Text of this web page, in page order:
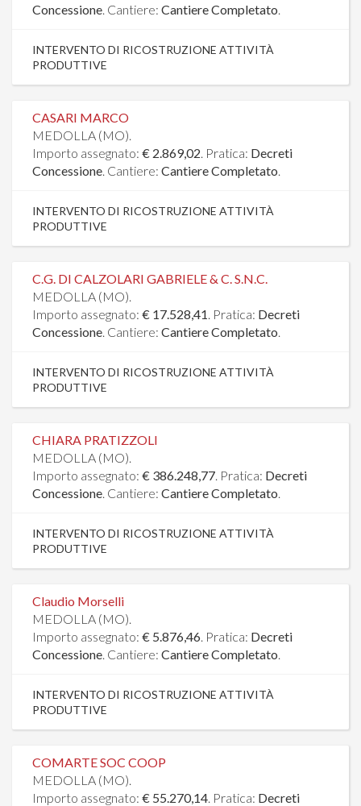
Concessione. Cantiere: Cantiere Completato.
INTERVENTO DI RICOSTRUZIONE ATTIVITÀ
PRODUTTIVE
CASARI MARCO
MEDOLLA (MO).
Importo assegnato: € 2.869,02. Pratica: Decreti
Concessione. Cantiere: Cantiere Completato.
INTERVENTO DI RICOSTRUZIONE ATTIVITÀ
PRODUTTIVE
C.G. DI CALZOLARI GABRIELE & C. S.N.C.
MEDOLLA (MO).
Importo assegnato: € 17.528,41. Pratica: Decreti
Concessione. Cantiere: Cantiere Completato.
INTERVENTO DI RICOSTRUZIONE ATTIVITÀ
PRODUTTIVE
CHIARA PRATIZZOLI
MEDOLLA (MO).
Importo assegnato: € 386.248,77. Pratica: Decreti
Concessione. Cantiere: Cantiere Completato.
INTERVENTO DI RICOSTRUZIONE ATTIVITÀ
PRODUTTIVE
Claudio Morselli
MEDOLLA (MO).
Importo assegnato: € 5.876,46. Pratica: Decreti
Concessione. Cantiere: Cantiere Completato.
INTERVENTO DI RICOSTRUZIONE ATTIVITÀ
PRODUTTIVE
COMARTE SOC COOP
MEDOLLA (MO).
Importo assegnato: € 55.270,14. Pratica: Decreti